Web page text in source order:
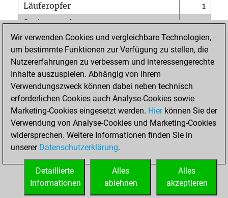
Läuferopfer
1
Springeropfer
0
Bauernopfer
0
Matt auf vollem Brett
0
Bauer setzt Matt
Erstickte Matts
Unterverwandlungen
0
Türme auf der siebten
0
STARTSEITE
Wir verwenden Cookies und vergleichbare Technologien,
um bestimmte Funktionen zur Verfügung zu stellen, die
Nutzererfahrungen zu verbessern und interessengerechte
Inhalte auszuspielen. Abhängig von ihrem
Verwendungszweck können dabei neben technisch
erforderlichen Cookies auch Analyse-Cookies sowie
Marketing-Cookies eingesetzt werden. Hierkönnen Sie der
Verwendung von Analyse-Cookies und Marketing-Cookies
widersprechen. Weitere Informationen finden Sie in
unserer Datenschutzerklärung.
Alles
akzeptieren
Alles
ablehnen
Detaillierte
Informationen